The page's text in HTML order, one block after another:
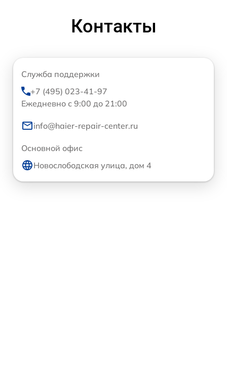
Контакты
Служба поддержки
+7 (495) 023-41-97
Ежедневно с 9:00 до 21:00
info@haier-repair-center.ru
Основной офис
Новослободская улица, дом 4